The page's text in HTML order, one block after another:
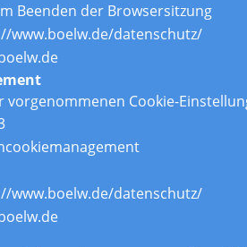
Beenden der Browsersitzung
www.boelw.de/datenschutz/
vorgenommenen Cookie-
www.boelw.de/datenschutz/